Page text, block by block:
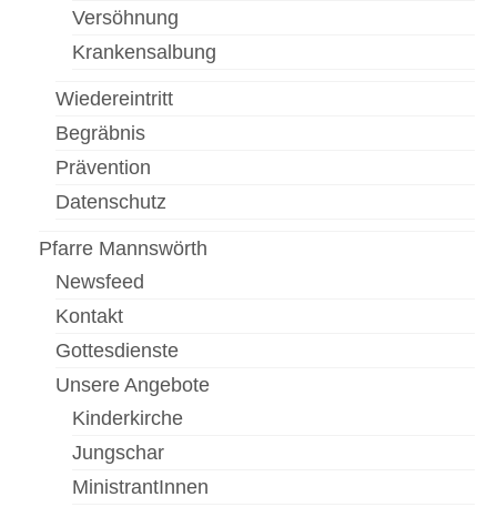
Versöhnung
Krankensalbung
Wiedereintritt
Begräbnis
Prävention
Datenschutz
Pfarre Mannswörth
Newsfeed
Kontakt
Gottesdienste
Unsere Angebote
Kinderkirche
Jungschar
MinistrantInnen